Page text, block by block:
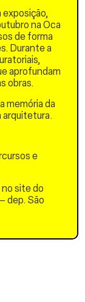
exposição,
na Oca
de forma
Durante a
aprofundam
obras.
memória da
arquitetura.
e
site do
dep. São